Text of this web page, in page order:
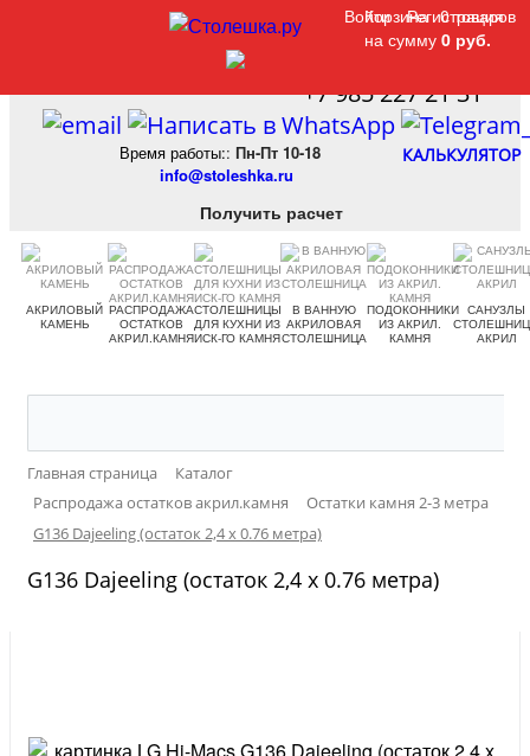
+7 985 227 21 31
КАЛЬКУЛЯТОР
Время работы:: Пн-Пт 10-18
info@stoleshka.ru
Получить расчет
Войти Регистрация
Корзина 0 товаров
на сумму 0 руб.
АКРИЛОВЫЙ
КАМЕНЬ
РАСПРОДАЖА
ОСТАТКОВ
АКРИЛ.КАМНЯ
СТОЛЕШНИЦЫ
ДЛЯ КУХНИ ИЗ
ИСК-ГО КАМНЯ
В ВАННУЮ
АКРИЛОВАЯ
СТОЛЕШНИЦА
ПОДОКОННИКИ
ИЗ АКРИЛ.
КАМНЯ
САНУЗЛЫ
АКРИЛ
Главная страница
Каталог
Распродажа остатков акрил.камня
Остатки камня 2-3 метра
G136 Dajeeling (остаток 2,4 x 0.76 метра)
G136 Dajeeling (остаток 2,4 x 0.76 метра)
Войти Регистрация
Корзина 0 товаров
на сумму 0 руб.